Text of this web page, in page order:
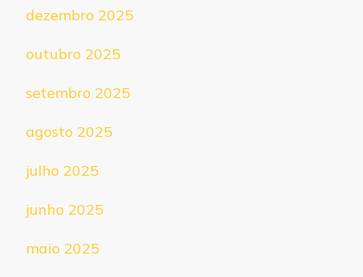
dezembro 2025
outubro 2025
setembro 2025
agosto 2025
julho 2025
junho 2025
maio 2025